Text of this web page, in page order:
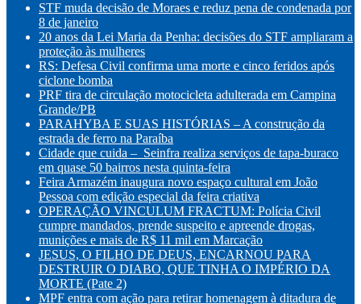
STF muda decisão de Moraes e reduz pena de condenada por
8 de janeiro
20 anos da Lei Maria da Penha: decisões do STF ampliaram a
proteção às mulheres
RS: Defesa Civil confirma uma morte e cinco feridos após
ciclone bomba
PRF tira de circulação motocicleta adulterada em Campina
Grande/PB
PARAHYBA E SUAS HISTÓRIAS – A construção da
estrada de ferro na Paraíba
Cidade que cuida – Seinfra realiza serviços de tapa-buraco
em quase 50 bairros nesta quinta-feira
Feira Armazém inaugura novo espaço cultural em João
Pessoa com edição especial da feira criativa
OPERAÇÃO VINCULUM FRACTUM: Polícia Civil
cumpre mandados, prende suspeito e apreende drogas,
munições e mais de R$ 11 mil em Marcação
JESUS, O FILHO DE DEUS, ENCARNOU PARA
DESTRUIR O DIABO, QUE TINHA O IMPÉRIO DA
MORTE (Pate 2)
MPF entra com ação para retirar homenagem à ditadura de